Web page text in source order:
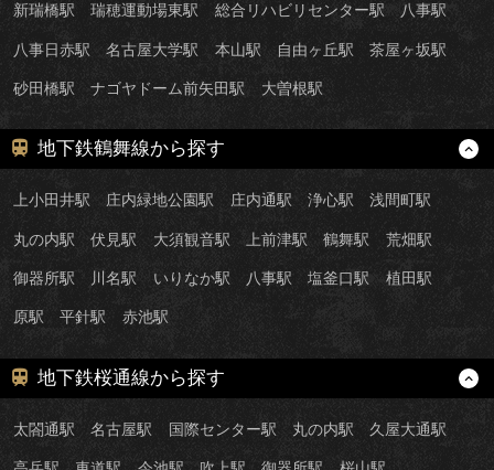
新瑞橋駅 瑞穂運動場東駅 総合リハビリセンター駅 八事駅
八事日赤駅 名古屋大学駅 本山駅 自由ヶ丘駅 茶屋ヶ坂駅
砂田橋駅 ナゴヤドーム前矢田駅 大曽根駅
地下鉄鶴舞線から探す
上小田井駅 庄内緑地公園駅 庄内通駅 浄心駅 浅間町駅
丸の内駅 伏見駅 大須観音駅 上前津駅 鶴舞駅 荒畑駅
御器所駅 川名駅 いりなか駅 八事駅 塩釜口駅 植田駅
原駅 平針駅 赤池駅
地下鉄桜通線から探す
太閤通駅 名古屋駅 国際センター駅 丸の内駅 久屋大通駅